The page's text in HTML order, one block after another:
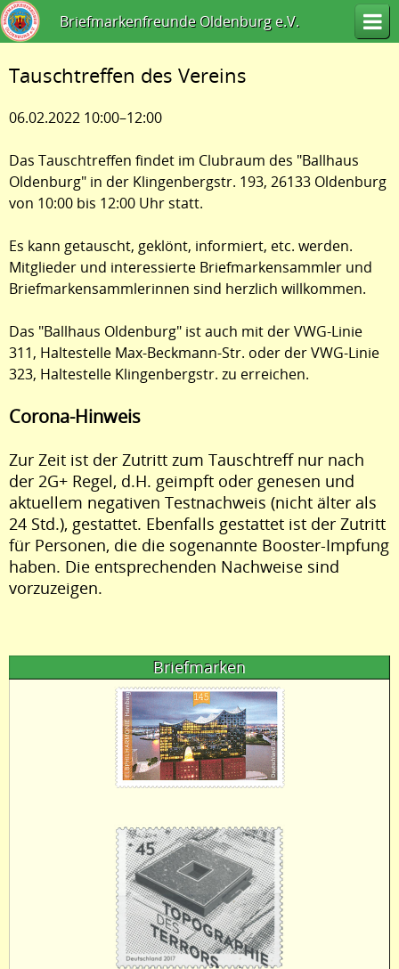
Briefmarkenfreunde Oldenburg e.V.
Tauschtreffen des Vereins
06.02.2022 10:00–12:00
Das Tauschtreffen findet im Clubraum des "Ballhaus
Oldenburg" in der Klingenbergstr. 193, 26133 Oldenburg
von 10:00 bis 12:00 Uhr statt.
Es kann getauscht, geklönt, informiert, etc. werden.
Mitglieder und interessierte Briefmarkensammler und
Briefmarkensammlerinnen sind herzlich willkommen.
Das "Ballhaus Oldenburg" ist auch mit der VWG-Linie
311, Haltestelle Max-Beckmann-Str. oder der VWG-Linie
323, Haltestelle Klingenbergstr. zu erreichen.
Corona-Hinweis
Zur Zeit ist der Zutritt zum Tauschtreff nur nach
der 2G+ Regel, d.H. geimpft oder genesen und
aktuellem negativen Testnachweis (nicht älter als
24 Std.), gestattet. Ebenfalls gestattet ist der Zutritt
für Personen, die die sogenannte Booster-Impfung
haben. Die entsprechenden Nachweise sind
vorzuzeigen.
Briefmarken